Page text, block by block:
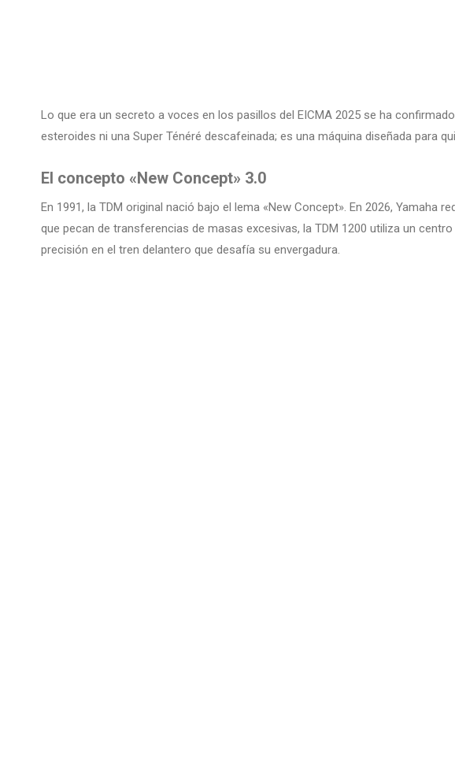
Lo que era un secreto a voces en los pasillos del EICMA 2025 se ha
esteroides ni una Super Ténéré descafeinada; es una máquina diseñada para
El concepto «New Concept» 3.0
En 1991, la TDM original nació bajo el lema «New Concept». En 2026,
que pecan de transferencias de masas excesivas, la TDM 1200 utiliza un
precisión en el tren delantero que desafía su envergadura.